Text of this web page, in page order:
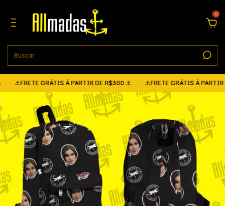
0
⚓FRETE GRÁTIS À PARTIR DE R$300 ⚓ ⚓FRETE GRÁTIS À PARTIR